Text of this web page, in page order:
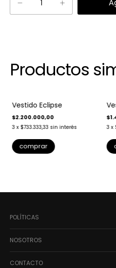
Productos
Vestido Eclipse
$2.200.000,00
3 x $733.333,33 sin interés
comprar
3 x
POLÍTICAS
NOSOTROS
CONTACTO